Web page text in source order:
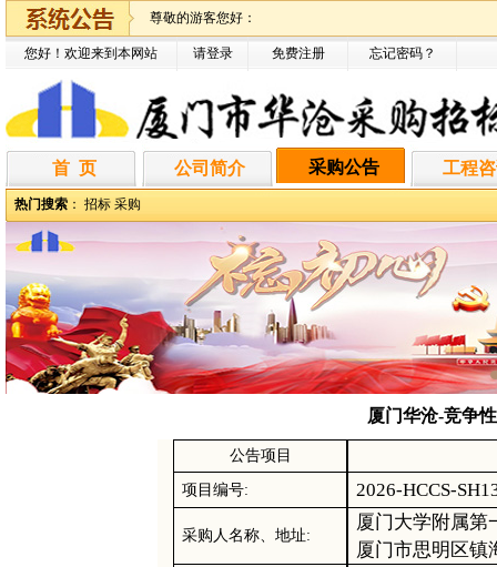
尊敬的游客您好：
您好！欢迎来到本网站 请登录 免费注册 忘记密码？
首 页 公司简介 采购公告 工程
热门搜索 ： 招标 采购
厦门华沧-竞争
公告项目
项目编号: 2026-HCCS-
采购人名称、地址:
厦门大学附属第
厦门市思明区镇